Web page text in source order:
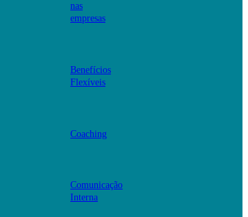
nas
empresas
Benefícios
Flexíveis
Coaching
Comunicação
Interna